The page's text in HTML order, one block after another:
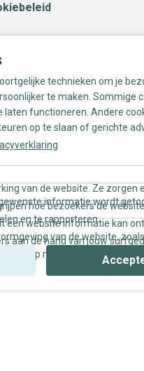
technieken om je
te maken. Sommige
functioneren. Andere
op te slaan of gerichte
van de website. Ze zorgen
informatie wordt
hoe bezoekers de
en te rapporteren.
een website informatie kan
van de website,
aan de hand van jouw
en op maat gemaakte